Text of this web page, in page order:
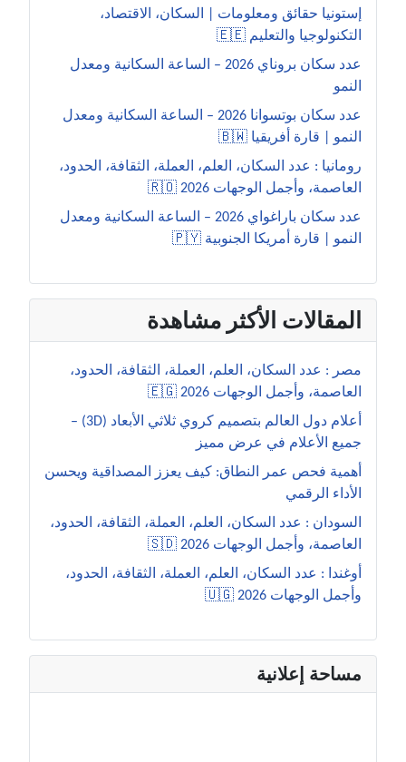
إستونيا حقائق ومعلومات | السكان، الاقتصاد،
التكنولوجيا والتعليم 🇪🇪
عدد سكان بروناي 2026 – الساعة السكانية ومعدل
النمو
عدد سكان بوتسوانا 2026 – الساعة السكانية ومعدل
النمو | قارة أفريقيا 🇧🇼
رومانيا : عدد السكان، العلم، العملة، الثقافة، الحدود،
العاصمة، وأجمل الوجهات 2026 🇷🇴
عدد سكان باراغواي 2026 – الساعة السكانية ومعدل
النمو | قارة أمريكا الجنوبية 🇵🇾
المقالات الأكثر مشاهدة
مصر : عدد السكان، العلم، العملة، الثقافة، الحدود،
العاصمة، وأجمل الوجهات 2026 🇪🇬
أعلام دول العالم بتصميم كروي ثلاثي الأبعاد (3D) –
جميع الأعلام في عرض مميز
أهمية فحص عمر النطاق: كيف يعزز المصداقية ويحسن
الأداء الرقمي
السودان : عدد السكان، العلم، العملة، الثقافة، الحدود،
العاصمة، وأجمل الوجهات 2026 🇸🇩
أوغندا : عدد السكان، العلم، العملة، الثقافة، الحدود،
وأجمل الوجهات 2026 🇺🇬
مساحة إعلانية